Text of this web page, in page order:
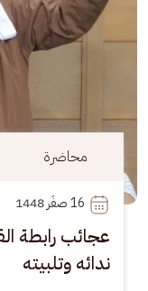
محاضرة
16
عجائب رابطة
ندائه وتلبيته